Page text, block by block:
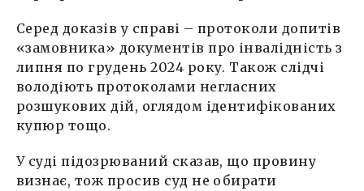
Серед доказів у справі – протоколи допитів
«замовника» документів про інвалідність з
липня по грудень 2024 року. Також слідчі
володіють протоколами негласних
розшукових дій, оглядом ідентифікованих
купюр тощо.
У суді підозрюваний сказав, що провину
визнає, тож просив суд не обирати